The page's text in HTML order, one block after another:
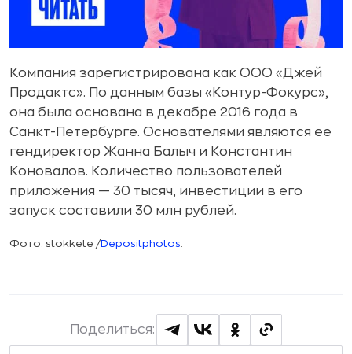
Компания зарегистрирована как ООО «Джей
Продактс». По данным базы «Контур-Фокурс»,
она была основана в декабре 2016 года в
Санкт-Петербурге. Основателями являются ее
гендиректор Жанна Балыч и Константин
Коновалов. Количество пользователей
приложения — 30 тысяч, инвестиции в его
запуск составили 30 млн рублей.
Фото: stokkete /Depositphotos
Поделиться: